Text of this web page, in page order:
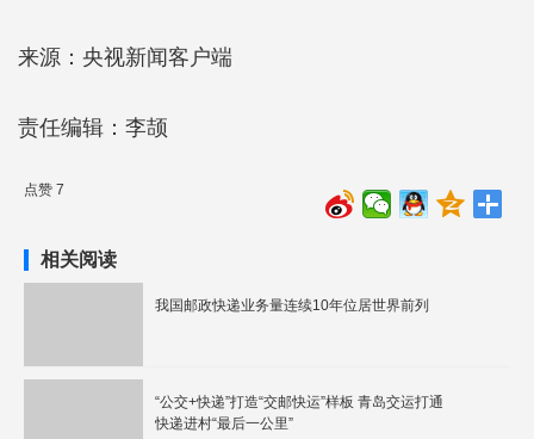
来源：央视新闻客户端
责任编辑：李颉
点赞 7
相关阅读
我国邮政快递业务量连续10年位居世界前列
“公交+快递”打造“交邮快运”样板 青岛交运打通
快递进村“最后一公里”